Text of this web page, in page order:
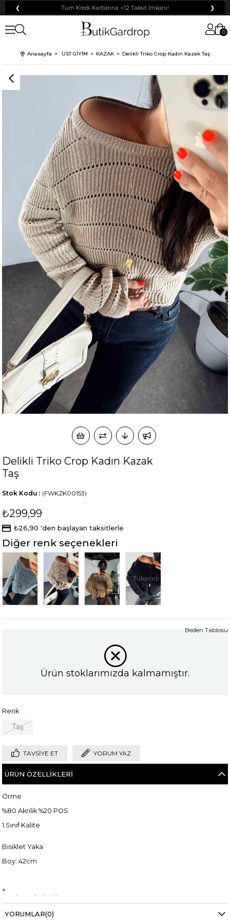
❮ Tüm Kredi Kartlarına +12 Taksit İmkanı! ❯
0
Anasayfa ÜST GİYİM KAZAK Delikli Triko Crop Kadın Kazak Taş
Delikli Triko Crop Kadın Kazak
Taş
(FWKZK00153)
Stok Kodu
₺299,99
₺26,90 'den başlayan taksitlerle
Diğer renk seçenekleri
Tükendi Tükendi Tükendi Tükendi
Ürün stoklarımızda kalmamıştır.
Renk
Taş
Beden Tablosu
TAVSIYE ET YORUM YAZ
ÜRÜN ÖZELLIKLERI
Örme
%80 Akrilik %20 POS
1.Sınıf Kalite
Bisiklet Yaka
Boy: 42cm
+
Manken ölçüleri ise;
Mankenimiz L beden giymiştir
YORUMLAR(0)
200 TL
% 15
% 20
KARGO
250 TL
500 TL
% 5
Mayıs Sürprizi!
Çarkı çevir ve fırsatı yakala !
Tanıtım, pazarlama, reklam ve benzeri amaçlarla tarafıma ticari elektronik ileti
gönderilmesine izin veriyorum.Elektronik Ticari İleti Aydınlatma Metni'ni
okudum onay veriyorum.
Paylaştığım bilgilerinKVKK kapsamında tarafınızca korunmasını, sms ve
WhatsApp üzerinden bilgilendirmeleri almayıkabul ediyorum.
Çevir Kazan